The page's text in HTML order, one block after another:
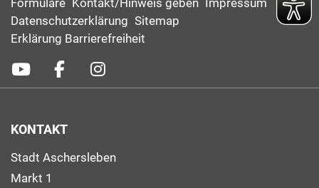
Datenschutzerklärung Sitemap
Erklärung Barrierefreiheit
KONTAKT
Stadt Aschersleben
Markt 1